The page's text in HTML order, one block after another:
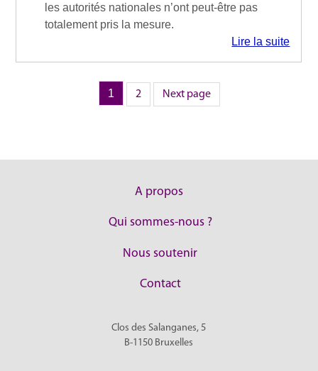
les autorités nationales n’ont peut-être pas
totalement pris la mesure.
Lire la suite
Page
1 Page
2 Next page
A propos
Qui sommes-nous ?
Nous soutenir
Contact
Clos des Salanganes, 5
B-1150 Bruxelles